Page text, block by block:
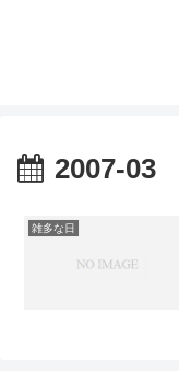
2007-03
雑多な日